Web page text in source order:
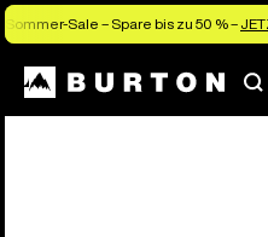
Sommer-Sale – Spare bis zu 50 % –